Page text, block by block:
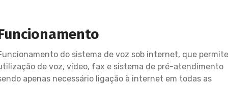
do sistema de voz sob internet, que permite
de voz, vídeo, fax e sistema de pré-atendimento
apenas necessário ligação à internet em todas as